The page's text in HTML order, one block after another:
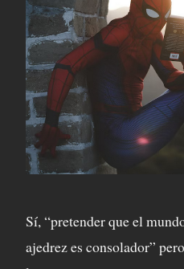
Sí, “pretender que el
ajedrez es consolador”